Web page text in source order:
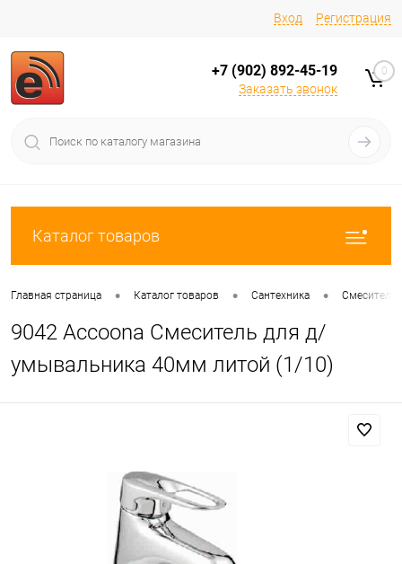
Вход Регистрация
+7 (902) 892-45-19
Заказать звонок
0
Каталог товаров
Главная страница • Каталог товаров • Сантехника • Смесители
9042 Accoona Смеситель для д/
умывальника 40мм литой (1/10)